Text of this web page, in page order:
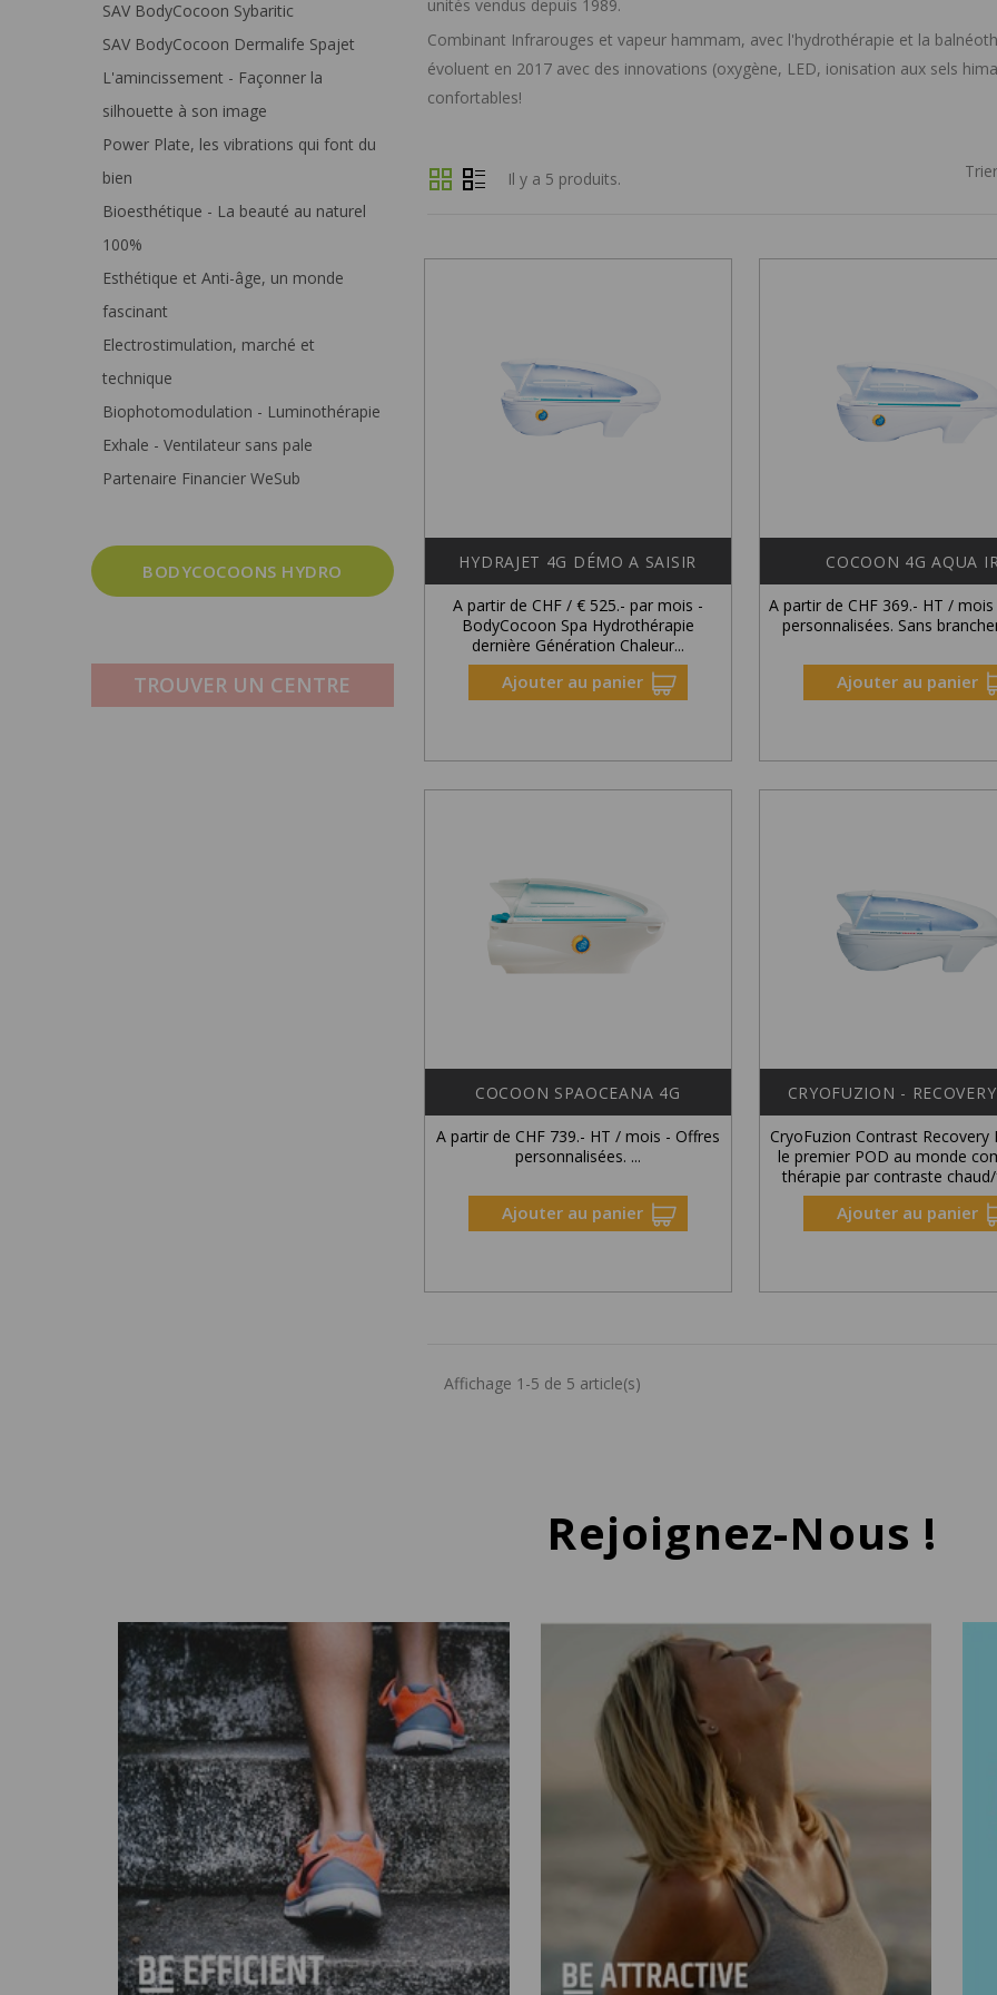
SAV BodyCocoon Sybaritic
SAV BodyCocoon Dermalife Spajet
L'amincissement - Façonner la
silhouette à son image
Power Plate, les vibrations qui font du
bien
Bioesthétique - La beauté au naturel
100%
Esthétique et Anti-âge, un monde
fascinant
Electrostimulation, marché et
technique
Biophotomodulation - Luminothérapie
Exhale - Ventilateur sans pale
Partenaire Financier WeSub
BODYCOCOONS HYDRO
TROUVER UN CENTRE
unités vendus depuis 1989.
Combinant Infrarouges et vapeur hammam, avec l'hydrothérapie et la
évoluent en 2017 avec des innovations (oxygène, LED, ionisation aux sels
confortables!
Il y a 5 produits.
HYDRAJET 4G DÉMO A SAISIR
A partir de CHF / € 525.- par mois -
BodyCocoon Spa Hydrothérapie
dernière Génération Chaleur...
Ajouter au panier
COCOON 4G AQUA
A partir de CHF 369.- HT /
personnalisées. Sans
Ajouter au panier
COCOON SPAOCEANA 4G
A partir de CHF 739.- HT / mois - Offres
personnalisées. ...
Ajouter au panier
CRYOFUZION -
CryoFuzion Contrast Recovery
le premier POD au monde
thérapie par contraste
Ajouter au panier
Affichage 1-5 de 5 article(s)
Rejoignez-Nous !